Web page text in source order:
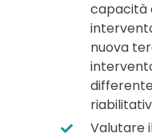
capacità
nuova
Valutare